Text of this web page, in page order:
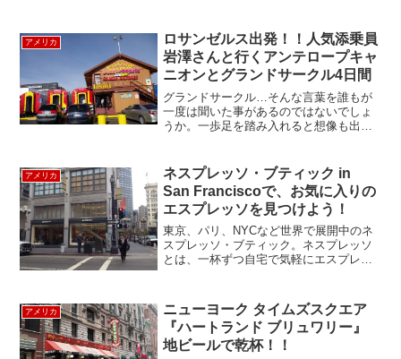
からブームになったアボカ...
アメリカ
ロサンゼルス出発！！人気添乗員
岩澤さんと行くアンテロープキャ
ニオンとグランドサークル4日間
グランドサークル…そんな言葉を誰もが
一度は聞いた事があるのではないでしょ
うか。一歩足を踏み入れると想像も出来
ガス発が多いグランドサークルのツアー
ですが、今回はサンク...
アメリカ
ネスプレッソ・ブティック in
San Franciscoで、お気に入りの
エスプレッソを見つけよう！
東京、パリ、NYCなど世界で展開中のネ
スプレッソ・ブティック。ネスプレッソ
とは、一杯ずつ自宅で気軽にエスプレッ
クは、コーヒー豆や機械の購入施設とし
てだけでなく、ショール...
アメリカ
ニューヨーク タイムズスクエア
『ハートランド ブリュワリー』
地ビールで乾杯！！